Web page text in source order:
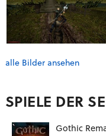
alle Bilder ansehen
SPIELE DER
Gothic